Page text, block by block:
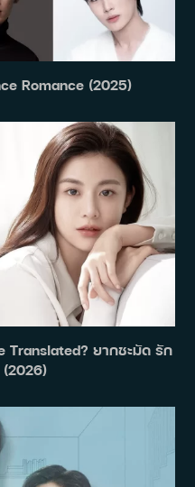
Romance (2025)
Translated? ยากชะมัด รัก
(2026)